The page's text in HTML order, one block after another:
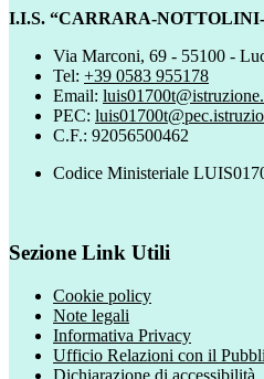
I.I.S. “CARRARA-
Via Marconi, 69 - 55100 -
Tel: +39 0583 955178
Email:
PEC:
C.F.: 92056500462
Codice Ministeriale
Sezione Link Utili
Cookie policy
Note legali
Informativa Privacy
Ufficio Relazioni con il
Dichiarazione di accessibilità